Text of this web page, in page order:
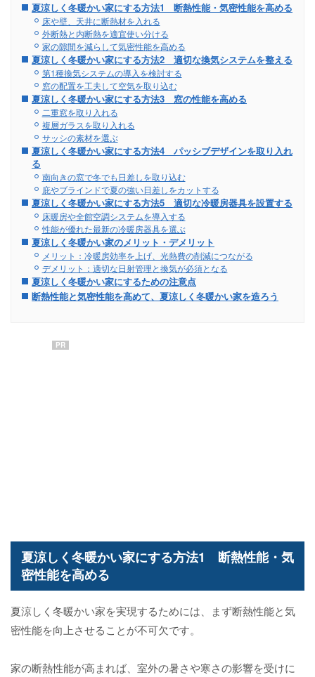
夏涼しく冬暖かい家にする方法1 断熱性能・気密性能を高める
床や壁、天井に断熱材を入れる
外断熱と内断熱を適宜使い分ける
家の隙間を減らして気密性能を高める
夏涼しく冬暖かい家にする方法2 適切な換気システムを整える
第1種換気システムの導入を検討する
窓の配置を工夫して空気を取り込む
夏涼しく冬暖かい家にする方法3 窓の性能を高める
二重窓を取り入れる
複層ガラスを取り入れる
サッシの素材を選ぶ
夏涼しく冬暖かい家にする方法4 パッシブデザインを取り入れ
る
南向きの窓で冬でも日差しを取り込む
庇やブラインドで夏の強い日差しをカットする
夏涼しく冬暖かい家にする方法5 適切な冷暖房器具を設置する
床暖房や全館空調システムを導入する
性能が優れた最新の冷暖房器具を選ぶ
夏涼しく冬暖かい家のメリット・デメリット
メリット：冷暖房効率を上げ、光熱費の削減につながる
デメリット：適切な日射管理と換気が必須となる
夏涼しく冬暖かい家にするための注意点
断熱性能と気密性能を高めて、夏涼しく冬暖かい家を造ろう
PR
夏涼しく冬暖かい家にする方法1 断熱性能・気
密性能を高める
夏涼しく冬暖かい家を実現するためには、まず断熱性能と気
密性能を向上させることが不可欠です。
家の断熱性能が高まれば、室外の暑さや寒さの影響を受けに